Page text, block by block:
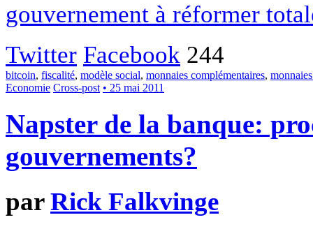
gouvernement à réformer
Twitter Facebook 244
bitcoin, fiscalité, modèle social, monnaies complémentaires,
Economie Cross-post • 25 mai 2011
Napster de la banque:
gouvernements?
parRick Falkvinge